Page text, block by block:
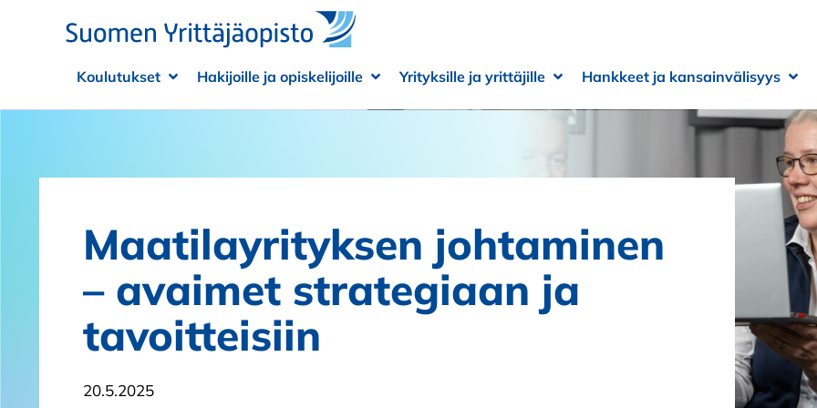
Koulutukset
Avaa alivalikko
Sulje alivalikko
Hakijoille ja opiskelijoille
Avaa alivalikko
Sulje alivalikko
Yrityksille ja yrittäjille
Avaa alivalikko
Sulje alivalikko
Hankkeet ja kansainvälisyys
Maatilayrityksen johtaminen
– avaimet strategiaan ja
tavoitteisiin
20.5.2025